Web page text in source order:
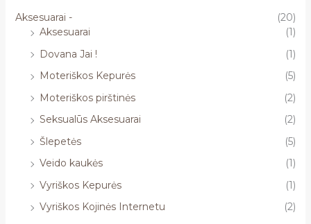
Aksesuarai -
(20)
Aksesuarai
(1)
Dovana Jai !
(1)
Moteriškos Kepurės
(5)
Moteriškos pirštinės
(2)
Seksualūs Aksesuarai
(2)
Šlepetės
(5)
Veido kaukės
(1)
Vyriškos Kepurės
(1)
Vyriškos Kojinės Internetu
(2)